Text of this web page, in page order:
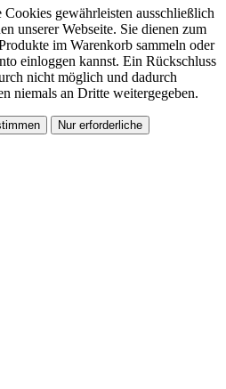
gewährleisten ausschließlich
unserer Webseite. Sie dienen zum
im Warenkorb sammeln oder
einloggen kannst. Ein Rückschluss
nicht möglich und dadurch
niemals an Dritte weitergegeben.
Nur erforderliche